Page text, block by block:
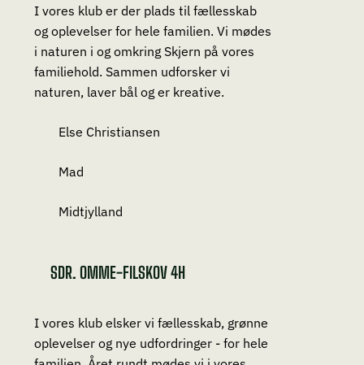
I vores klub er der plads til fællesskab
og oplevelser for hele familien. Vi mødes
i naturen i og omkring Skjern på vores
familiehold. Sammen udforsker vi
naturen, laver bål og er kreative.
Mad
Else Christiansen
Midtjylland
SDR. OMME-FILSKOV 4H
I vores klub elsker vi fællesskab, grønne
oplevelser og nye udfordringer - for hele